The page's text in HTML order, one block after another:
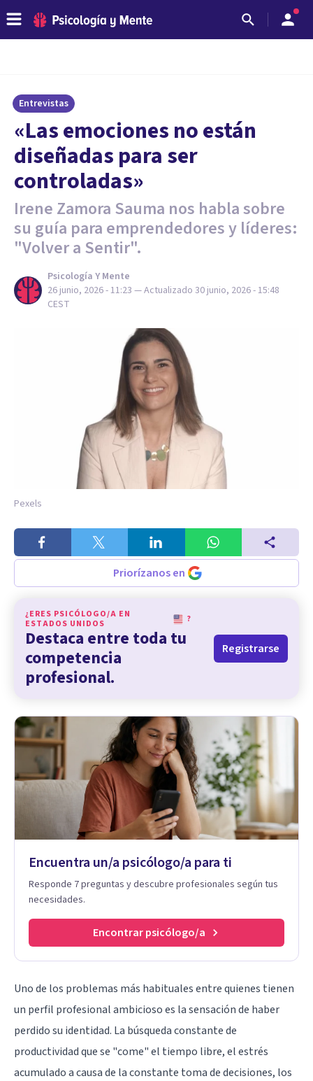
Entrevistas
«Las emociones no están
diseñadas para ser
controladas»
Irene Zamora Sauma nos habla sobre
su guía para emprendedores y líderes:
"Volver a Sentir".
Psicología Y Mente
26 junio, 2026 - 11:23 — Actualizado 30 junio, 2026 - 15:48
CEST
Pexels
Priorízanos en
¿ERES PSICÓLOGO/A EN
ESTADOS UNIDOS
?
Destaca entre toda tu
competencia
profesional.
Registrarse
Encuentra un/a psicólogo/a para ti
Responde 7 preguntas y descubre profesionales según tus
necesidades.
Encontrar psicólogo/a
Uno de los problemas más habituales entre quienes tienen
un perfil profesional ambicioso es la sensación de haber
perdido su identidad. La búsqueda constante de
productividad que se "come" el tiempo libre, el estrés
acumulado a causa de la constante toma de decisiones, los